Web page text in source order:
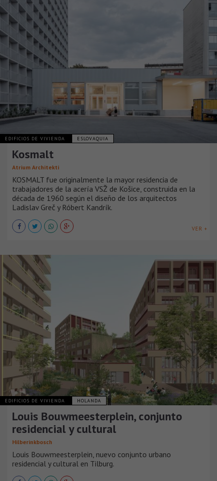
EDIFICIOS DE VIVIENDA ESLOVAQUIA
Kosmalt
Atrium Architekti
KOSMALT fue originalmente la mayor residencia de
trabajadores de la acería VSŽ de Košice, construida en la
década de 1960 según el diseño de los arquitectos
Ladislav Greč y Róbert Kandrík.
VER +
EDIFICIOS DE VIVIENDA HOLANDA
Louis Bouwmeesterplein, conjunto
residencial y cultural
Hilberinkbosch
Louis Bouwmeesterplein, nuevo conjunto urbano
residencial y cultural en Tilburg.